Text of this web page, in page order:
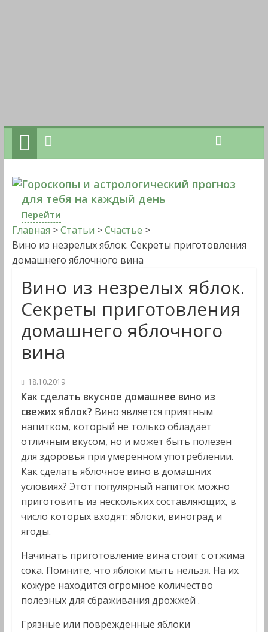
Гороскопы и астрологический прогноз
для тебя на каждый день
Перейти
Главная >Статьи >Счастье >
Вино из незрелых яблок. Секреты приготовления
домашнего яблочного вина
Вино из незрелых яблок.
Секреты приготовления
домашнего яблочного
вина
18.10.2019
Как сделать вкусное домашнее вино из
свежих яблок? Вино является приятным
напитком, который не только обладает
отличным вкусом, но и может быть полезен
для здоровья при умеренном употреблении.
Как сделать яблочное вино в домашних
условиях? Этот популярный напиток можно
приготовить из нескольких составляющих, в
число которых входят: яблоки, виноград и
ягоды.
Начинать приготовление вина стоит с отжима
сока. Помните, что яблоки мыть нельзя. На их
кожуре находится огромное количество
полезных для сбраживания дрожжей .
Грязные или поврежденные яблоки